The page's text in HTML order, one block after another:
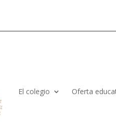
El colegio Oferta